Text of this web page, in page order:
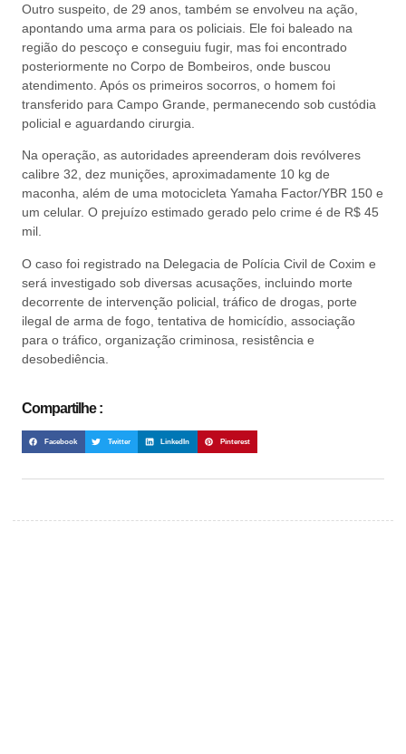
Outro suspeito, de 29 anos, também se envolveu na ação,
apontando uma arma para os policiais. Ele foi baleado na
região do pescoço e conseguiu fugir, mas foi encontrado
posteriormente no Corpo de Bombeiros, onde buscou
atendimento. Após os primeiros socorros, o homem foi
transferido para Campo Grande, permanecendo sob custódia
policial e aguardando cirurgia.
Na operação, as autoridades apreenderam dois revólveres
calibre 32, dez munições, aproximadamente 10 kg de
maconha, além de uma motocicleta Yamaha Factor/YBR 150 e
um celular. O prejuízo estimado gerado pelo crime é de R$ 45
mil.
O caso foi registrado na Delegacia de Polícia Civil de Coxim e
será investigado sob diversas acusações, incluindo morte
decorrente de intervenção policial, tráfico de drogas, porte
ilegal de arma de fogo, tentativa de homicídio, associação
para o tráfico, organização criminosa, resistência e
desobediência.
Compartilhe :
Facebook Twitter LinkedIn Pinterest